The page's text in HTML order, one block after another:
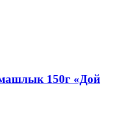
150г «Дой